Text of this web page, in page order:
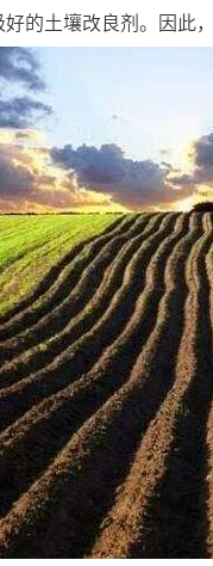
的土壤改良剂。因此